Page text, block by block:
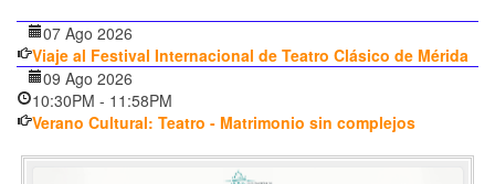
07 Ago 2026
Viaje al Festival Internacional de Teatro Clásico de Mérida
09 Ago 2026
10:30PM - 11:58PM
Verano Cultural: Teatro - Matrimonio sin complejos